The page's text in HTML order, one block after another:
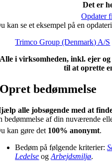
Det er
Opdater
kan se et eksempel på en
Trimco Group (Denmark) A/S
i virksomheden, inkl. ejer
til at oprette
Opret bedømmelse
alle jobsøgende med at
bedømmelse af din nuværende
kan gøre det 100% anonymt.
Bedøm på følgende kriterier:
Ledelse ogArbejdsmiljø.